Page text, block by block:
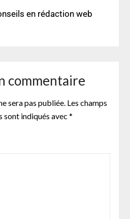
en rédaction web
commentaire
sera pas publiée. Les champs
indiqués avec *